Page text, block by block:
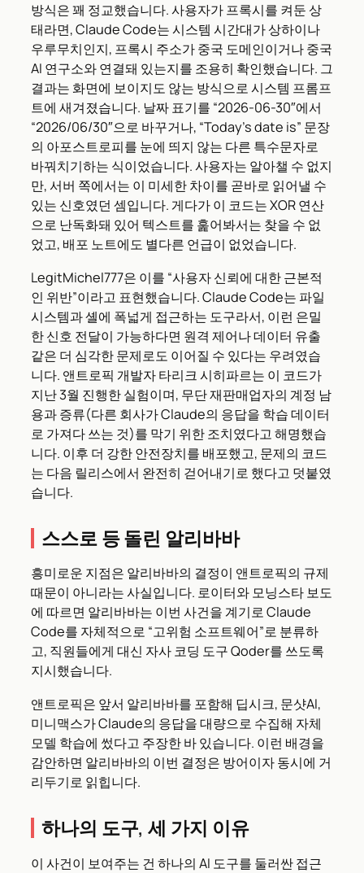
방식은 꽤 정교했습니다. 사용자가 프록시를 켜둔 상
태라면, Claude Code는 시스템 시간대가 상하이나
우루무치인지, 프록시 주소가 중국 도메인이거나 중국
AI 연구소와 연결돼 있는지를 조용히 확인했습니다. 그
결과는 화면에 보이지도 않는 방식으로 시스템 프롬프
트에 새겨졌습니다. 날짜 표기를 “2026-06-30″에서
“2026/06/30″으로 바꾸거나, “Today’s date is” 문장
의 아포스트로피를 눈에 띄지 않는 다른 특수문자로
바꿔치기하는 식이었습니다. 사용자는 알아챌 수 없지
만, 서버 쪽에서는 이 미세한 차이를 곧바로 읽어낼 수
있는 신호였던 셈입니다. 게다가 이 코드는 XOR 연산
으로 난독화돼 있어 텍스트를 훑어봐서는 찾을 수 없
었고, 배포 노트에도 별다른 언급이 없었습니다.
LegitMichel777은 이를 “사용자 신뢰에 대한 근본적
인 위반”이라고 표현했습니다. Claude Code는 파일
시스템과 셸에 폭넓게 접근하는 도구라서, 이런 은밀
한 신호 전달이 가능하다면 원격 제어나 데이터 유출
같은 더 심각한 문제로도 이어질 수 있다는 우려였습
니다. 앤트로픽 개발자 타리크 시히파르는 이 코드가
지난 3월 진행한 실험이며, 무단 재판매업자의 계정 남
용과 증류(다른 회사가 Claude의 응답을 학습 데이터
로 가져다 쓰는 것)를 막기 위한 조치였다고 해명했습
니다. 이후 더 강한 안전장치를 배포했고, 문제의 코드
는 다음 릴리스에서 완전히 걷어내기로 했다고 덧붙였
습니다.
스스로 등 돌린 알리바바
흥미로운 지점은 알리바바의 결정이 앤트로픽의 규제
때문이 아니라는 사실입니다. 로이터와 모닝스타 보도
에 따르면 알리바바는 이번 사건을 계기로 Claude
Code를 자체적으로 “고위험 소프트웨어”로 분류하
고, 직원들에게 대신 자사 코딩 도구 Qoder를 쓰도록
지시했습니다.
앤트로픽은 앞서 알리바바를 포함해 딥시크, 문샷AI,
미니맥스가 Claude의 응답을 대량으로 수집해 자체
모델 학습에 썼다고 주장한 바 있습니다. 이런 배경을
감안하면 알리바바의 이번 결정은 방어이자 동시에 거
리두기로 읽힙니다.
하나의 도구, 세 가지 이유
이 사건이 보여주는 건 하나의 AI 도구를 둘러싼 접근